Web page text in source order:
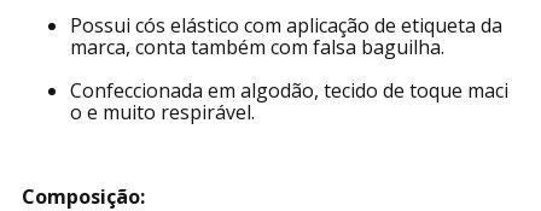
Possui cós elástico com aplicação de etiqueta da
marca, conta também com falsa baguilha.
Confeccionada em algodão, tecido de toque maci
o e muito respirável.
Composição: